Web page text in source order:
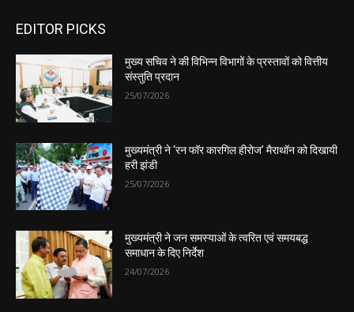
EDITOR PICKS
मुख्य सचिव ने की विभिन्न विभागों के प्रस्तावों को वित्तीय
संस्तुति प्रदान
25/07/2026
मुख्यमंत्री ने ‘रन फॉर कारगिल हीरोज’ मैराथॉन को दिखायी
हरी झंडी
25/07/2026
मुख्यमंत्री ने जन समस्याओं के त्वरित एवं समयबद्ध
समाधान के दिए निर्देश
24/07/2026